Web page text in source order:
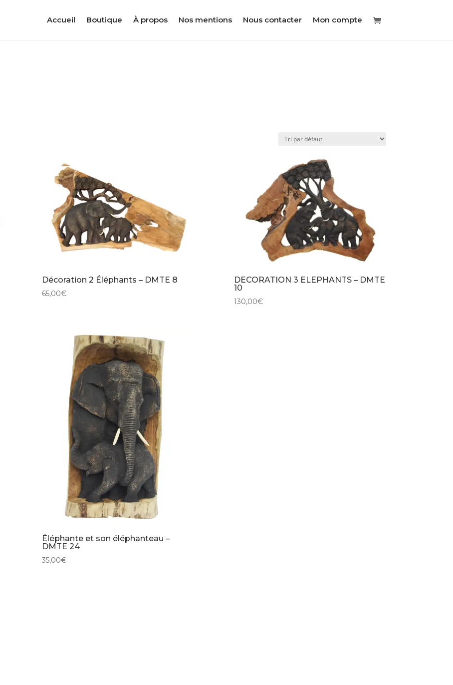
Accueil Boutique À propos Nos mentions Nous contacter Mon compte
Décoration 2 Éléphants – DMTE 8
65,00€
DECORATION 3 ELEPHANTS – DMTE
10
130,00€
Éléphante et son éléphanteau –
DMTE 24
35,00€